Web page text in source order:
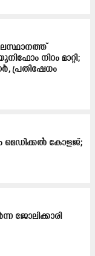
തലസ്ഥാനത്ത്
നിറം മാറ്റി;
പ്രതിഷേധം
മെഡിക്കൽ കോളജ്;
ജോലിക്കാരി